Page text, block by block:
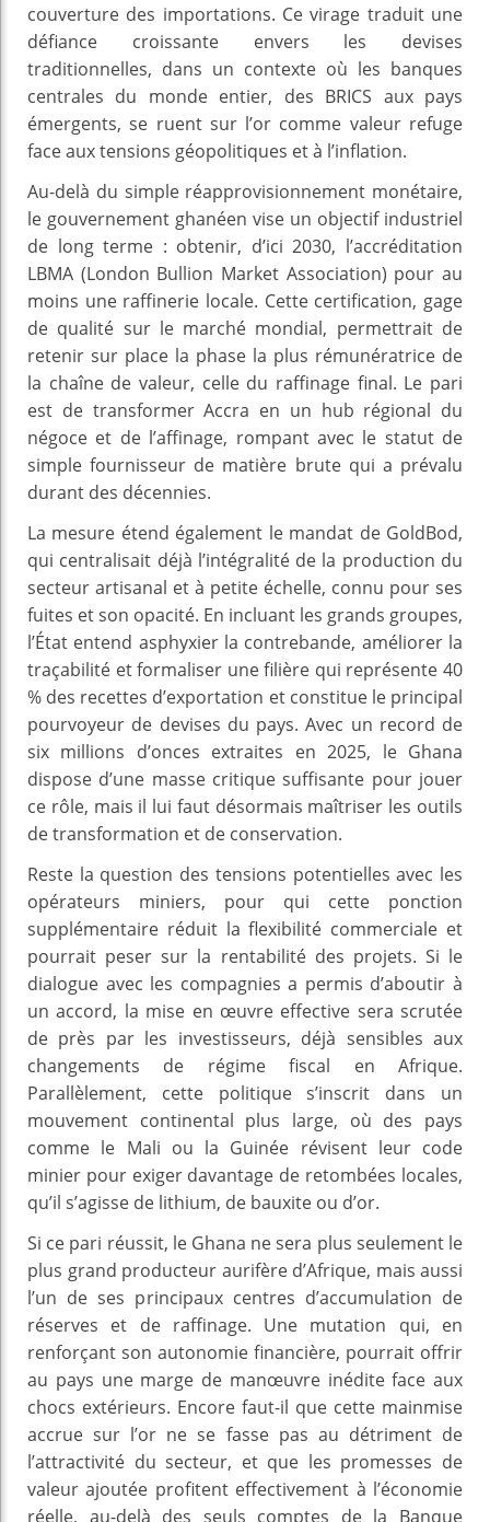
couverture des importations. Ce virage traduit une
défiance croissante envers les devises
traditionnelles, dans un contexte où les banques
centrales du monde entier, des BRICS aux pays
émergents, se ruent sur l’or comme valeur refuge
face aux tensions géopolitiques et à l’inflation.
Au-delà du simple réapprovisionnement monétaire,
le gouvernement ghanéen vise un objectif industriel
de long terme : obtenir, d’ici 2030, l’accréditation
LBMA (London Bullion Market Association) pour au
moins une raffinerie locale. Cette certification, gage
de qualité sur le marché mondial, permettrait de
retenir sur place la phase la plus rémunératrice de
la chaîne de valeur, celle du raffinage final. Le pari
est de transformer Accra en un hub régional du
négoce et de l’affinage, rompant avec le statut de
simple fournisseur de matière brute qui a prévalu
durant des décennies.
La mesure étend également le mandat de GoldBod,
qui centralisait déjà l’intégralité de la production du
secteur artisanal et à petite échelle, connu pour ses
fuites et son opacité. En incluant les grands groupes,
l’État entend asphyxier la contrebande, améliorer la
traçabilité et formaliser une filière qui représente 40
% des recettes d’exportation et constitue le principal
pourvoyeur de devises du pays. Avec un record de
six millions d’onces extraites en 2025, le Ghana
dispose d’une masse critique suffisante pour jouer
ce rôle, mais il lui faut désormais maîtriser les outils
de transformation et de conservation.
Reste la question des tensions potentielles avec les
opérateurs miniers, pour qui cette ponction
supplémentaire réduit la flexibilité commerciale et
pourrait peser sur la rentabilité des projets. Si le
dialogue avec les compagnies a permis d’aboutir à
un accord, la mise en œuvre effective sera scrutée
de près par les investisseurs, déjà sensibles aux
changements de régime fiscal en Afrique.
Parallèlement, cette politique s’inscrit dans un
mouvement continental plus large, où des pays
comme le Mali ou la Guinée révisent leur code
minier pour exiger davantage de retombées locales,
qu’il s’agisse de lithium, de bauxite ou d’or.
Si ce pari réussit, le Ghana ne sera plus seulement le
plus grand producteur aurifère d’Afrique, mais aussi
l’un de ses principaux centres d’accumulation de
réserves et de raffinage. Une mutation qui, en
renforçant son autonomie financière, pourrait offrir
au pays une marge de manœuvre inédite face aux
chocs extérieurs. Encore faut-il que cette mainmise
accrue sur l’or ne se fasse pas au détriment de
l’attractivité du secteur, et que les promesses de
valeur ajoutée profitent effectivement à l’économie
réelle, au-delà des seuls comptes de la Banque